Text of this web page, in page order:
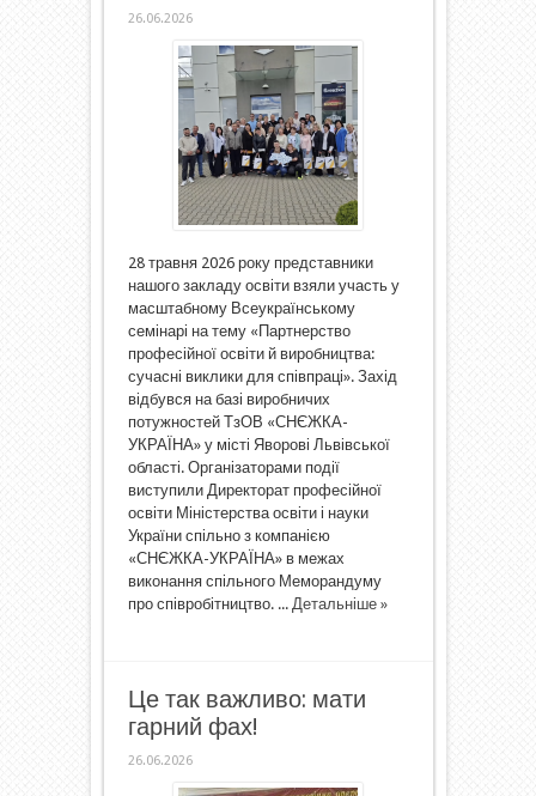
26.06.2026
28 травня 2026 року представники
нашого закладу освіти взяли участь у
масштабному Всеукраїнському
семінарі на тему «Партнерство
професійної освіти й виробництва:
сучасні виклики для співпраці». Захід
відбувся на базі виробничих
потужностей ТзОВ «СНЄЖКА-
УКРАЇНА» у місті Яворові Львівської
області. Організаторами події
виступили Директорат професійної
освіти Міністерства освіти і науки
України спільно з компанією
«СНЄЖКА-УКРАЇНА» в межах
виконання спільного Меморандуму
про співробітництво. ... Детальніше »
Це так важливо: мати
гарний фах!
26.06.2026